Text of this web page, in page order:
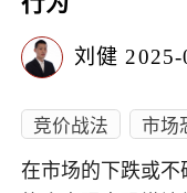
刘健 2025-
竞价战法 市场
在市场的下跌或不